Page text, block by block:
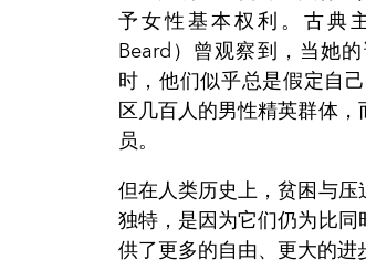
予女性基本权利。古典
Beard）曾观察到，当她
时，他们似乎总是假定自
区几百人的男性精英群体
员。
但在人类历史上，贫困与
独特，是因为它们仍为比
供了更多的自由、更大的进